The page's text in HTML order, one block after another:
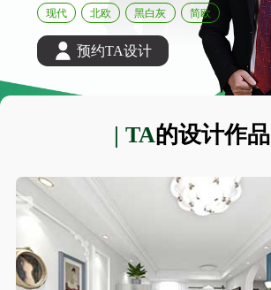
现代 北欧 黑白灰 简欧
预约TA设计
| TA的设计作品